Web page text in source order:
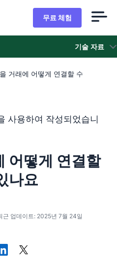
무료 체험
기술 자료
거래에 어떻게 연결할 수
사용하여 영어를 번역한 것
사용하여 작성되었습니
어떻게 연결할
나요
근 업데이트: 2025년 7월 24일